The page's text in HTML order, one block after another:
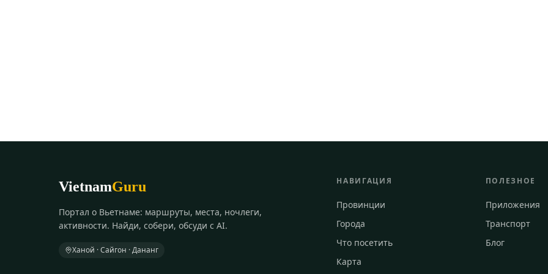
VietnamGuru
Портал о Вьетнаме: маршруты, места, ночлеги,
активности. Найди, собери, обсуди с AI.
Ханой · Сайгон · Дананг
НАВИГАЦИЯ
Провинции
Города
Что посетить
Карта
ПОЛЕЗНОЕ
Приложения
Транспорт
Блог